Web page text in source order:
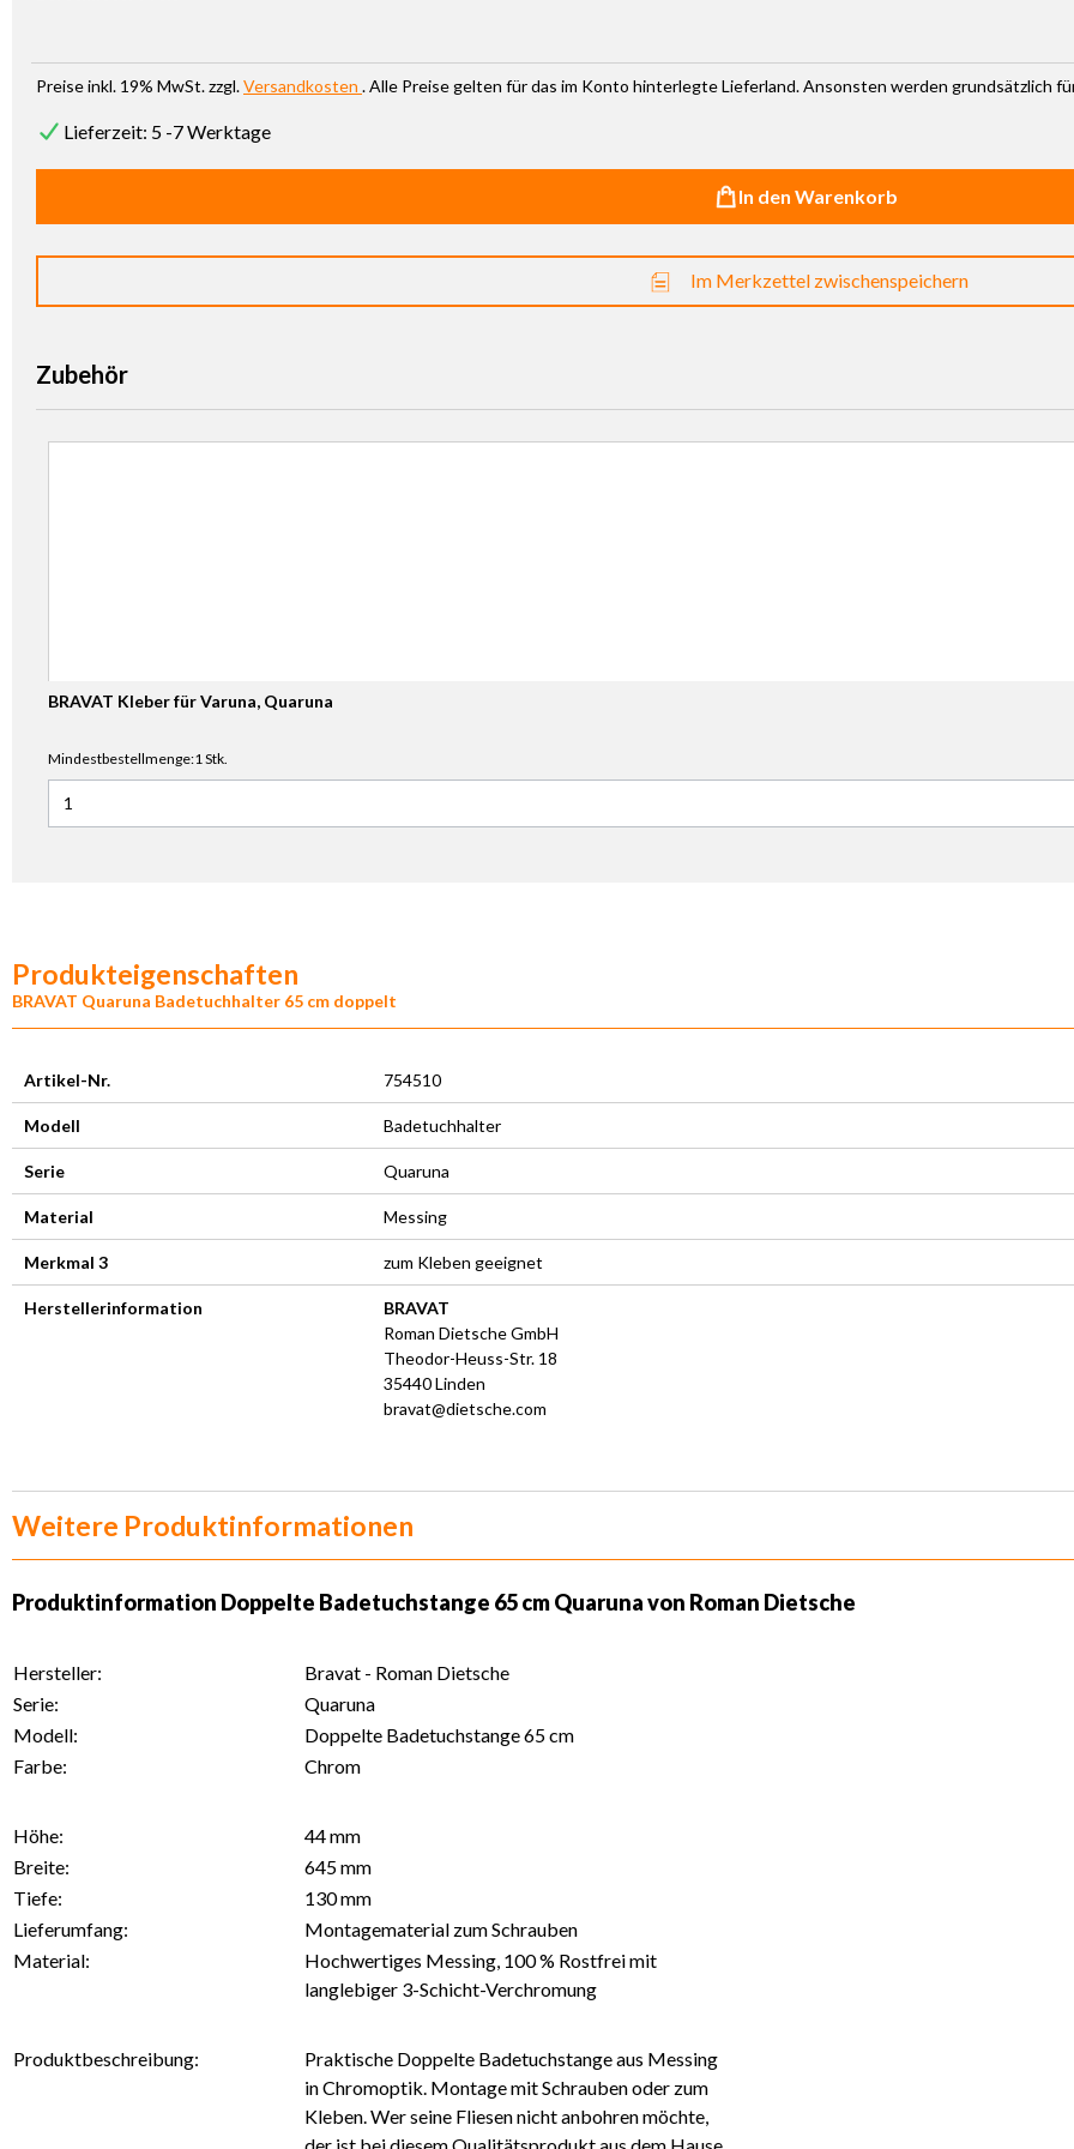
Preise inkl. 19% MwSt. zzgl.Versandkosten . Alle Preise gelten für das im Konto hinterlegte Lieferland. Ansonsten werden grundsätzlich
Lieferzeit: 5 -7 Werktage
In den Warenkorb
Im Merkzettel zwischenspeichern
Zubehör
BRAVAT Kleber für Varuna, Quaruna
Mindestbestellmenge:1 Stk.
Anzahl für BRAVAT Kleber für Varuna, Quaruna
Produkteigenschaften
BRAVAT Quaruna Badetuchhalter 65 cm doppelt
Artikel-Nr. 754510
Modell Badetuchhalter
Serie Quaruna
Material Messing
Merkmal 3 zum Kleben geeignet
Herstellerinformation
BRAVAT
Roman Dietsche GmbH
Theodor-Heuss-Str. 18
35440 Linden
bravat@dietsche.com
Weitere Produktinformationen
Produktinformation Doppelte Badetuchstange 65 cm Quaruna von Roman Dietsche
Hersteller:
Bravat - Roman Dietsche
Serie:
Quaruna
Modell:
Doppelte Badetuchstange 65 cm
Farbe:
Chrom
Höhe:
44 mm
Breite:
645 mm
Tiefe:
130 mm
Lieferumfang:
Montagematerial zum Schrauben
Material:
Hochwertiges Messing, 100 % Rostfrei mit
langlebiger 3-Schicht-Verchromung
Produktbeschreibung:
Praktische Doppelte Badetuchstange aus Messing
in Chromoptik. Montage mit Schrauben oder zum
Kleben. Wer seine Fliesen nicht anbohren möchte,
der ist bei diesem Qualitätsprodukt aus dem Hause